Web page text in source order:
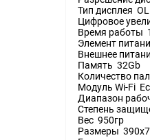
Тип дисплея
Цифровое
Время работы
Элемент
Внешнее
Память 32Gb
Количество
Модуль Wi-Fi
Диапазон
Степень
Вес 950гр
Размеры